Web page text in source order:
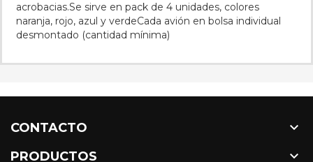
acrobacias.Se sirve en pack de 4 unidades, colores
naranja, rojo, azul y verdeCada avión en bolsa individual
desmontado (cantidad mínima)
CONTACTO 
PRODUCTOS 